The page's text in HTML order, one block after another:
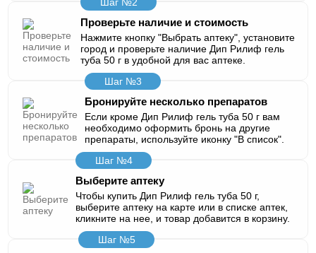
Шаг №2
Проверьте наличие и стоимость
Нажмите кнопку "Выбрать аптеку", установите
город и проверьте наличие Дип Рилиф гель
туба 50 г в удобной для вас аптеке.
Шаг №3
Бронируйте несколько препаратов
Если кроме Дип Рилиф гель туба 50 г вам
необходимо оформить бронь на другие
препараты, используйте иконку "В список".
Шаг №4
Выберите аптеку
Чтобы купить Дип Рилиф гель туба 50 г,
выберите аптеку на карте или в списке аптек,
кликните на нее, и товар добавится в корзину.
Шаг №5